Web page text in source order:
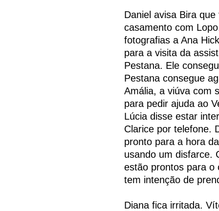
Daniel avisa Bira
casamento com
fotografias a Ana
para a visita da
Pestana. Ele
Pestana consegue
Amália, a viúva com
para pedir ajuda ao
Lúcia disse estar
Clarice por telefone.
pronto para a hora
usando um disfarce.
estão prontos para o
tem intenção de
Diana fica irritada.